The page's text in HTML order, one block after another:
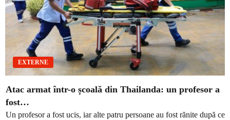
EXTERNE
Atac armat într-o școală din Thailanda: un profesor a
fost…
Un profesor a fost ucis, iar alte patru persoane au fost rănite după ce